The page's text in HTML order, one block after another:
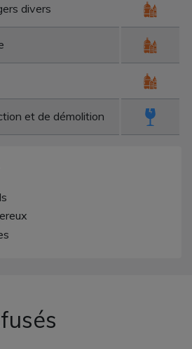
divers
et de démolition